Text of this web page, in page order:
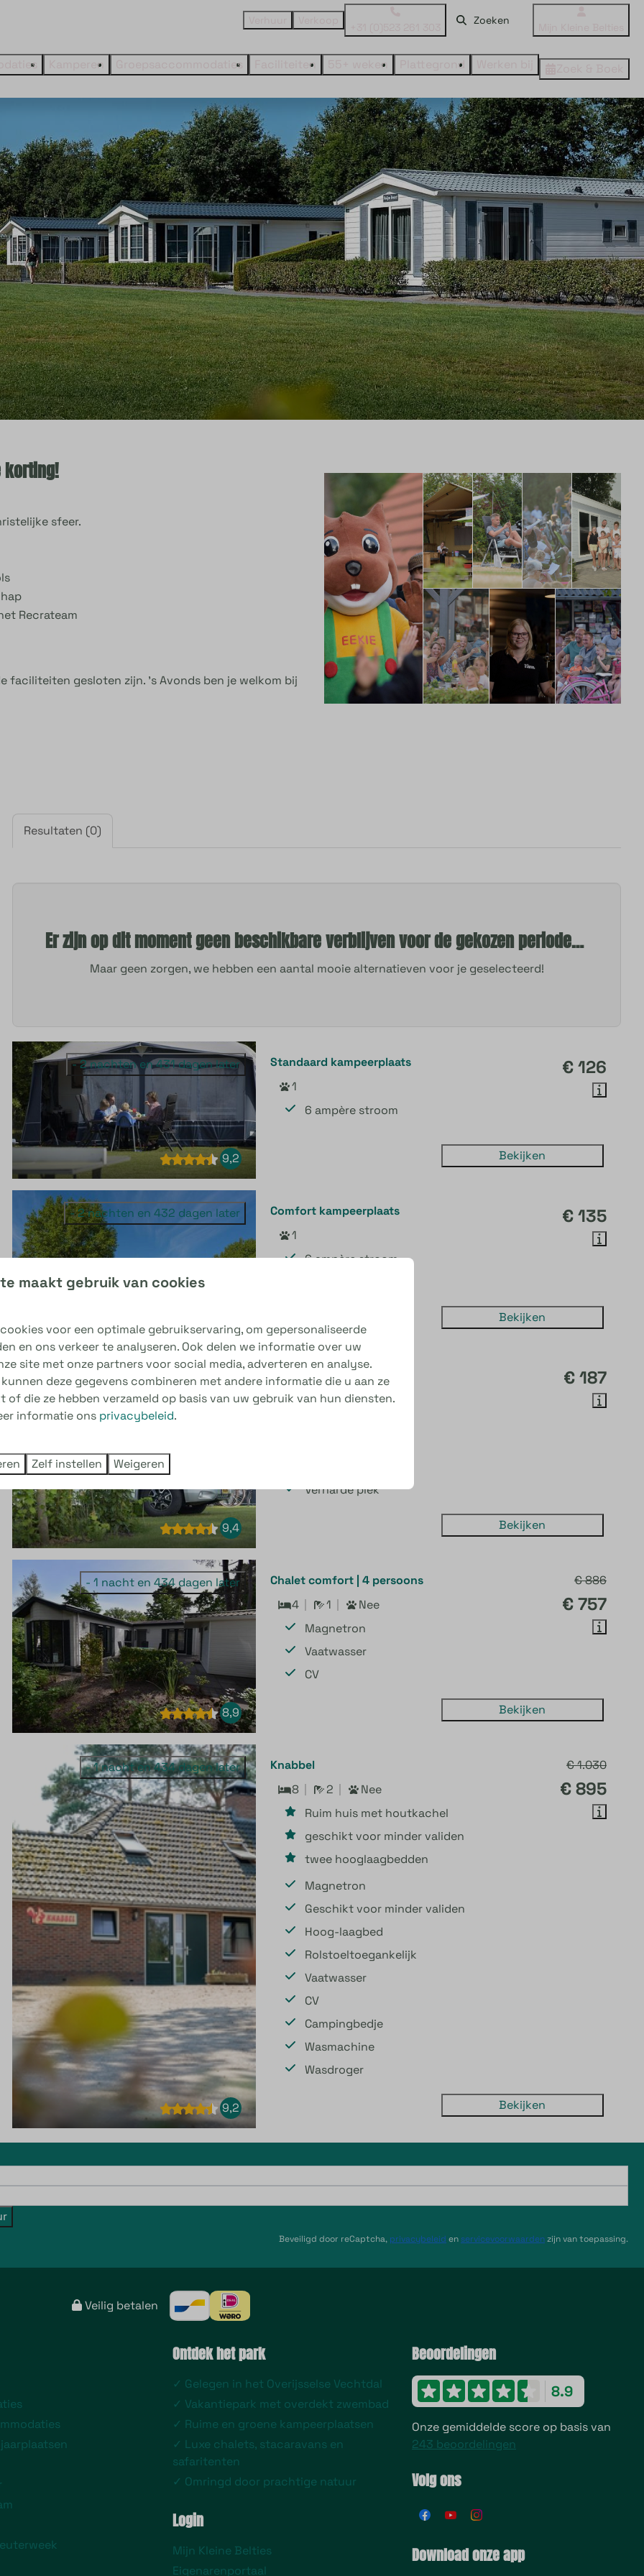
Kamperen Groepsaccommodaties Faciliteiten 55+ weken Plattegrond
korting!
sfeer.
Recrateam
faciliteiten gesloten zijn. ’s Avonds ben je welkom bij
Resultaten (0)
Er zijn op dit moment geen beschikbare verblijven voor de gekozen periode…
Maar geen zorgen, we hebben een aantal mooie alternatieven voor je geselecteerd!
- 2 nachten en 431 dagen later
9,2
€ 126
Standaard kampeerplaats
1
6 ampère stroom
Bekijken
- 2 nachten en 432 dagen later € 135
Comfort kampeerplaats
1
6 ampère stroom
Bekijken
- 2 nachten en 433 dagen later
9,4
€ 187
Luxe camperplaats
1
Verharde plek
Bekijken
- 1 nacht en 434 dagen later
8,9
€ 886
€ 757
Chalet comfort | 4 persoons
4
1
Nee
Magnetron
Vaatwasser
CV
Bekijken
- 1 nacht en 434 dagen later
9,2
€ 1.030
€ 895
Knabbel
8
2
Nee
Ruim huis met houtkachel
geschikt voor minder validen
twee hooglaagbedden
Magnetron
Geschikt voor minder validen
Hoog-laagbed
Rolstoeltoegankelijk
Vaatwasser
CV
Campingbedje
Wasmachine
Wasdroger
Bekijken
Beveiligd door reCaptcha, privacybeleid en servicevoorwaardenzijn van toepassing.
Veilig betalen
Ontdek het park
✓ Gelegen in het Overijsselse Vechtdal
✓ Vakantiepark met overdekt zwembad
✓ Ruime en groene kampeerplaatsen
✓ Luxe chalets, stacaravans en
safaritenten
✓ Omringd door prachtige natuur
Login
Mijn Kleine Belties
Eigenarenportaal
Beoordelingen
8.9
Onze gemiddelde score op basis van
243 beoordelingen
Volg ons
Download onze app
maakt gebruik van cookies
voor een optimale gebruikservaring, om gepersonaliseerde
en ons verkeer te analyseren. Ook delen we informatie over uw
site met onze partners voor social media, adverteren en analyse.
deze gegevens combineren met andere informatie die u aan ze
of die ze hebben verzameld op basis van uw gebruik van hun diensten.
informatie ons privacybeleid.
Zelf instellen Weigeren